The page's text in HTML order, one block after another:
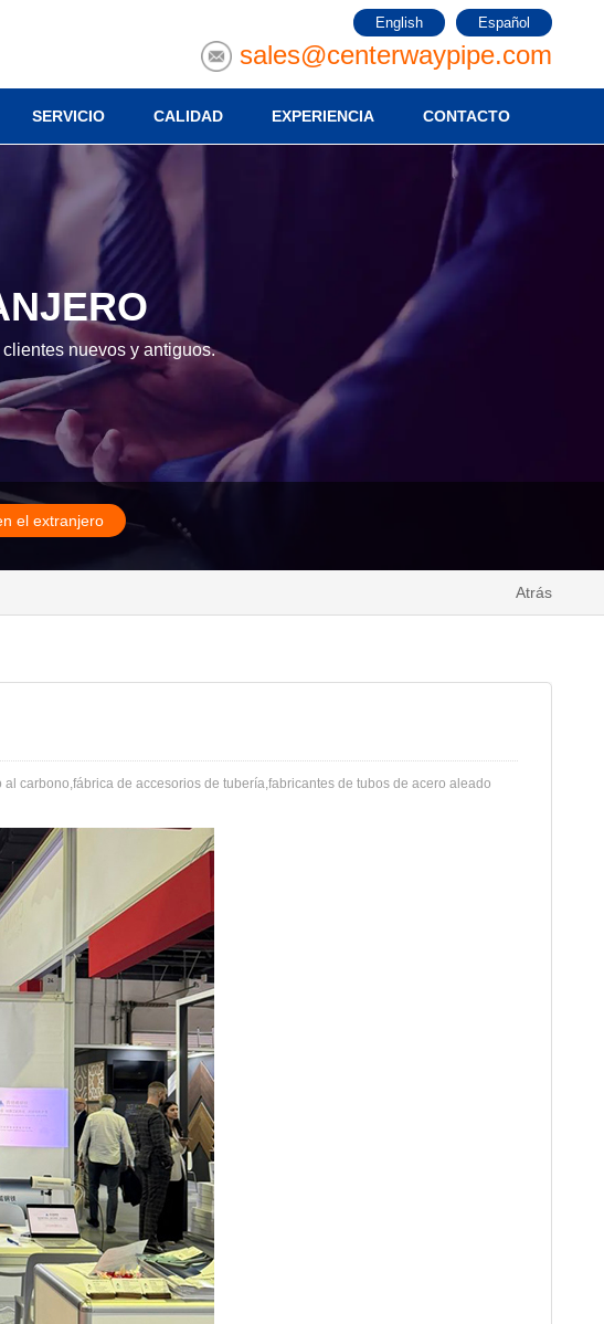
English Español
sales@centerwaypipe.com
SERVICIO CALIDAD EXPERIENCIA CONTACTO
el extranjero
nuevos y antiguos.
Atrás
carbono,fábrica de accesorios de tubería,fabricantes de tubos de acero aleado